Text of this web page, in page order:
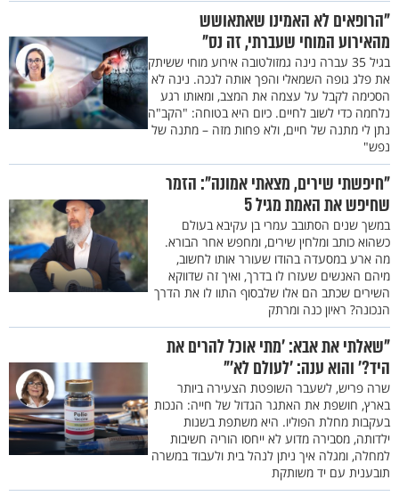
"הרופאים לא האמינו שאתאושש
מהאירוע המוחי שעברתי, זה נס"
בגיל 35 עברה נינה גמזולטובה אירוע מוחי ששיתק
את פלג גופה השמאלי והפך אותה לנכה. נינה לא
הסכימה לקבל על עצמה את המצב, ומאותו רגע
נלחמה כדי לשוב לחיים. כיום היא בטוחה: "הקב"ה
נתן לי מתנה של חיים, ולא פחות מזה – מתנה של
נפש"
"חיפשתי שירים, מצאתי אמונה": הזמר
שחיפש את האמת מגיל 5
במשך שנים הסתובב עמרי בן עקיבא בעולם
כשהוא כותב ומלחין שירים, ומחפש אחר הבורא.
מה ארע במסעדה בהודו שעורר אותו לחשוב,
מיהם האנשים שעזרו לו בדרך, ואיך זה שדווקא
השירים שכתב הם אלו שלבסוף התוו לו את הדרך
הנכונה? ראיון כנה ומרתק
"שאלתי את אבא: ’מתי אוכל להרים את
היד?’ והוא ענה: ’לעולם לא’"
שרה פריש, לשעבר השופטת הצעירה ביותר
בארץ, חושפת את האתגר הגדול של חייה: הנכות
בעקבות מחלת הפוליו. היא משתפת בשנות
ילדותה, מסבירה מדוע לא ייחסו הוריה חשיבות
למחלה, ומגלה איך ניתן לנהל בית ולעבוד במשרה
תובענית עם יד משותקת